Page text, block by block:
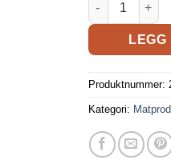
Produktnummer:
Kategori: